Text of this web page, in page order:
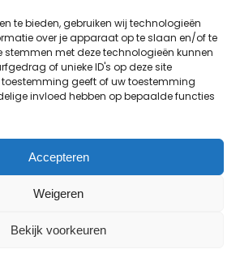
te bieden, gebruiken wij technologieën
over je apparaat op te slaan en/of te
stemmen met deze technologieën kunnen
of unieke ID's op deze site
toestemming geeft of uw toestemming
invloed hebben op bepaalde functies
Accepteren
Weigeren
Bekijk voorkeuren